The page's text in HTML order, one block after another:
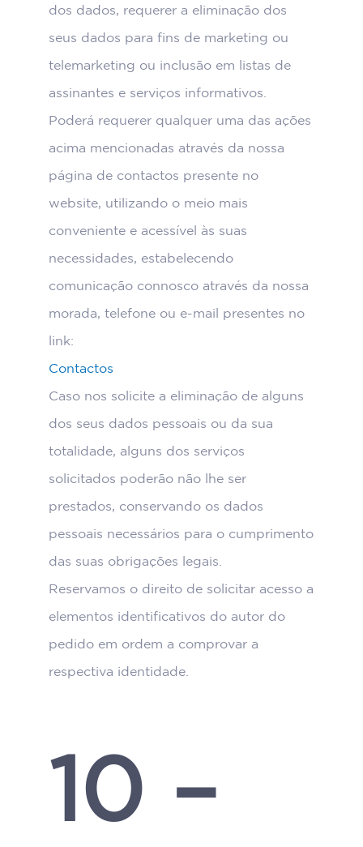
dos dados, requerer a eliminação dos
seus dados para fins de marketing ou
telemarketing ou inclusão em listas de
assinantes e serviços informativos.
Poderá requerer qualquer uma das ações
acima mencionadas através da nossa
página de contactos presente no
website, utilizando o meio mais
conveniente e acessível às suas
necessidades, estabelecendo
comunicação connosco através da nossa
morada, telefone ou e-mail presentes no
link:
Contactos
Caso nos solicite a eliminação de alguns
dos seus dados pessoais ou da sua
totalidade, alguns dos serviços
solicitados poderão não lhe ser
prestados, conservando os dados
pessoais necessários para o cumprimento
das suas obrigações legais.
Reservamos o direito de solicitar acesso a
elementos identificativos do autor do
pedido em ordem a comprovar a
respectiva identidade.
10 –